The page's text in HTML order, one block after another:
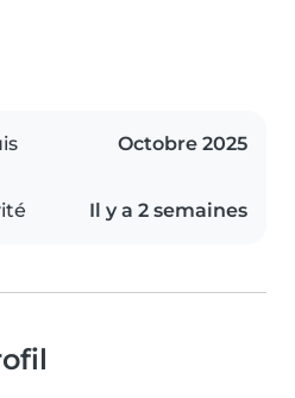
Octobre 2025
Il y a 2 semaines